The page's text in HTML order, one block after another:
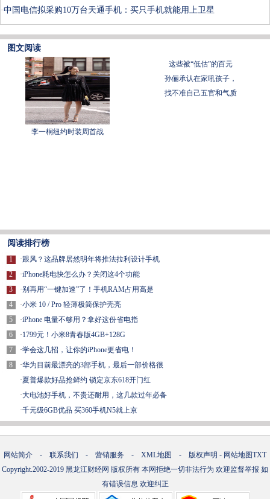
·中国电信拟采购10万台天通手机：买只手机就能用上卫星
图文阅读
李一桐纽约时装周首战
这些被“低估”的百元
孙俪承认在家吼孩子，
找不准自己五官和气质
阅读排行榜
1
2
3
4
5
6
7
8
·跟风？这品牌居然明年将推法拉利设计手机
·iPhone耗电快怎么办？关闭这4个功能
·别再用“一键加速”了！手机RAM占用高是
·小米 10 / Pro 轻薄极简保护壳亮
·iPhone 电量不够用？拿好这份省电指
·1799元！小米8青春版4GB+128G
·学会这几招，让你的iPhone更省电！
·华为目前最漂亮的3部手机，最后一部价格很
·夏普爆款好品抢鲜约 锁定京东618开门红
·大电池好手机，不贵还耐用，这几款过年必备
·千元级6GB优品 买360手机N5就上京
网站简介 - 联系我们 - 营销服务 - XML地图 - 版权声明 - 网站地图TXT
Copyright.2002-2019 黑龙江财经网 版权所有 本网拒绝一切非法行为 欢迎监督举报 如
有错误信息 欢迎纠正